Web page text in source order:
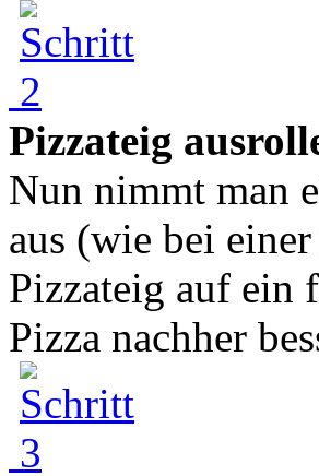
Pizzateig
Nun nimmt man
aus (wie bei
Pizzateig auf ein
Pizza nachher